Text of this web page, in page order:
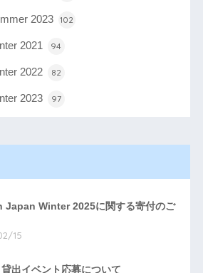
2023 102
2021 94
2022 82
2023 97
Japan Winter 2025に関する寄付のご
15
出イベント応募について